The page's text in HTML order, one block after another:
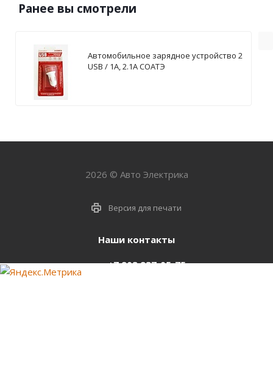
Ранее вы смотрели
Автомобильное зарядное устройство 2
USB / 1А, 2.1А СОАТЭ
2026 © Авто Электрика
Версия для печати
Наши контакты
+7 903 937-05-75